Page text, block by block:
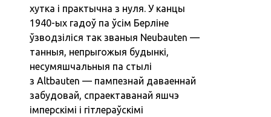
хутка і практычна з нуля. У канцы
1940-ых гадоў па ўсім Берліне
ўзводзіліся так званыя Neubauten —
танныя, непрыгожыя будынкі,
несумяшчальныя па стылі
з Altbauten — пампезнай даваеннай
забудовай, спраектаванай яшчэ
імперскімі і гітлераўскімі